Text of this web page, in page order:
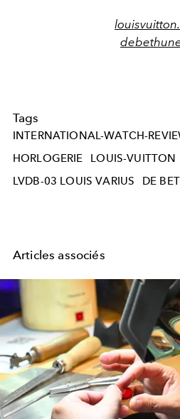
Tags
INTERNATIONAL-WATCH-
HORLOGERIE
LOUIS-VUITTON
LVDB-03 LOUIS VARIUS
DE
Articles associés